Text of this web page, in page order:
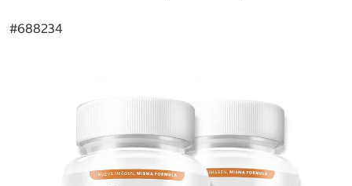
#688234